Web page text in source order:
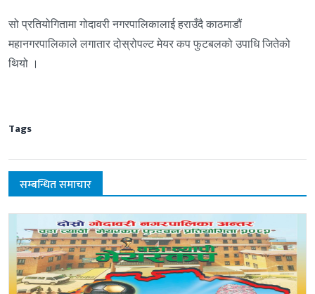
सो प्रतियोगितामा गोदावरी नगरपालिकालाई हराउँदै काठमाडौं
महानगरपालिकाले लगातार दोस्रोपल्ट मेयर कप फुटबलको उपाधि जितेको
थियो ।
Tags
सम्बन्धित समाचार